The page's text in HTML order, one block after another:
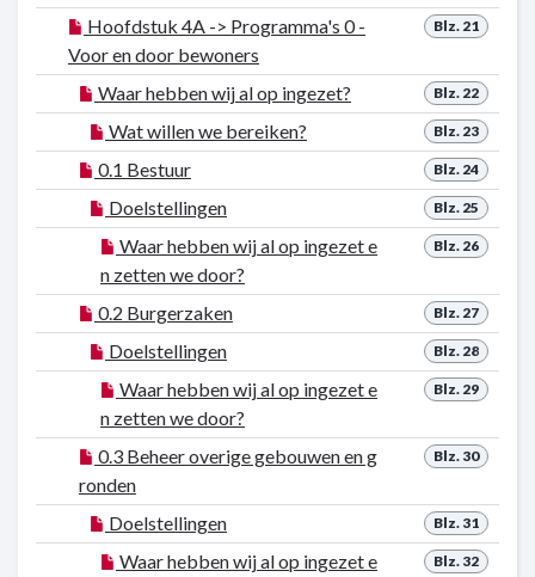
Blz. 21
Hoofdstuk 4A -> Programma's 0 -
Voor en door bewoners
Blz. 22
Waar hebben wij al op ingezet?
Blz. 23
Wat willen we bereiken?
Blz. 24
0.1 Bestuur
Blz. 25
Doelstellingen
Blz. 26
Waar hebben wij al op ingezet e
n zetten we door?
Blz. 27
0.2 Burgerzaken
Blz. 28
Doelstellingen
Blz. 29
Waar hebben wij al op ingezet e
n zetten we door?
Blz. 30
0.3 Beheer overige gebouwen en g
ronden
Blz. 31
Doelstellingen
Blz. 32
Waar hebben wij al op ingezet e